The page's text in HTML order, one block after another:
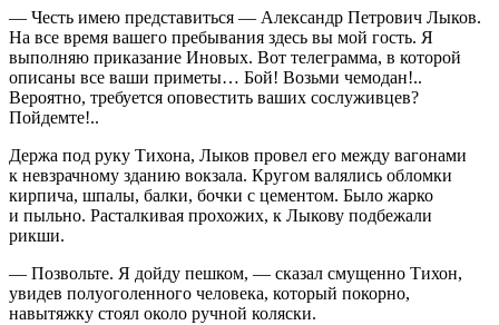
— Честь имею представиться — Александр Петрович Лыков.
На все время вашего пребывания здесь вы мой гость. Я
выполняю приказание Иновых. Вот телеграмма, в которой
описаны все ваши приметы… Бой! Возьми чемодан!..
Вероятно, требуется оповестить ваших сослуживцев?
Пойдемте!..
Держа под руку Тихона, Лыков провел его между вагонами
к невзрачному зданию вокзала. Кругом валялись обломки
кирпича, шпалы, балки, бочки с цементом. Было жарко
и пыльно. Расталкивая прохожих, к Лыкову подбежали
рикши.
— Позвольте. Я дойду пешком, — сказал смущенно Тихон,
увидев полуоголенного человека, который покорно,
навытяжку стоял около ручной коляски.